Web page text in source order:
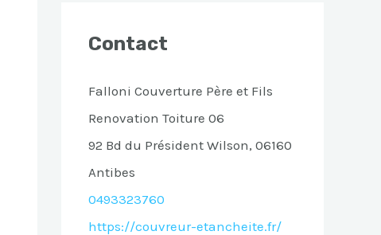
Contact
Falloni Couverture Père et Fils
Renovation Toiture 06
92 Bd du Président Wilson, 06160
Antibes
0493323760
https://couvreur-etancheite.fr/